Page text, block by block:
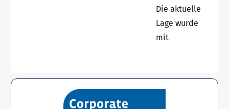
Die aktuelle
Lage wurde
mit